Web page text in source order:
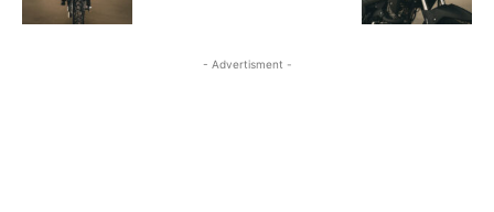
- Advertisment -